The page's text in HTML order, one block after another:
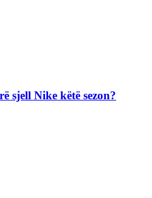
sjell Nike këtë sezon?